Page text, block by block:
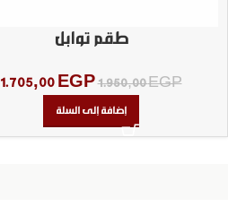
طقم توابل
1.950,00EGP
1.705,00 EGP
إضافة إلى السلة